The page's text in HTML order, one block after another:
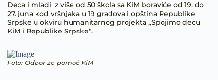
Deca i mladi iz više od 50 škola sa KiM boraviće od 19. do
27. juna kod vršnjaka u 19 gradova i opština Republike
Srpske u okviru humanitarnog projekta „Spojimo decu
KiM i Republike Srpske“.
Foto: Odbor za pomoć KiM